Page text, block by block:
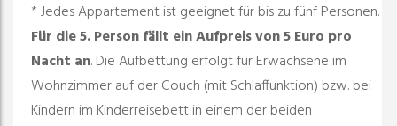
* Jedes Appartement ist geeignet für bis zu fünf Personen.
Für die 5. Person fällt ein Aufpreis von 5 Euro pro
Nacht an. Die Aufbettung erfolgt für Erwachsene im
Wohnzimmer auf der Couch (mit Schlaffunktion) bzw. bei
Kindern im Kinderreisebett in einem der beiden